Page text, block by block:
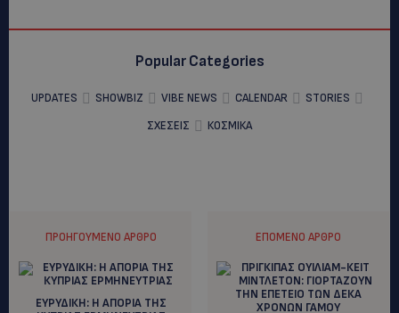
Popular Categories
UPDATES SHOWBIZ VIBE NEWS CALENDAR
STORIES
ΣΧΕΣΕΙΣ
ΚΟΣΜΙΚΑ
ΠΡΟΗΓΟΎΜΕΝΟ ΆΡΘΡΟ
ΕΥΡΥΔΙΚΗ: Η ΑΠΟΡΙΑ ΤΗΣ
ΕΠΌΜΕΝΟ ΆΡΘΡΟ